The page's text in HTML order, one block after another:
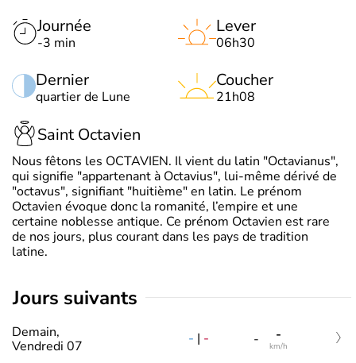
Journée
-3 min
Dernier
quartier de Lune
Lever
06h30
Coucher
21h08
Saint Octavien
Nous fêtons les OCTAVIEN. Il vient du latin "Octavianus",
qui signifie "appartenant à Octavius", lui-même dérivé de
"octavus", signifiant "huitième" en latin. Le prénom
Octavien évoque donc la romanité, l’empire et une
certaine noblesse antique. Ce prénom Octavien est rare
de nos jours, plus courant dans les pays de tradition
latine.
jours suivants
Demain,
Vendredi 07
- | - - -
km/h